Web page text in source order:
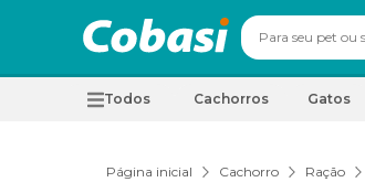
Todos Cachorros Gatos
Página inicial Cachorro Ração